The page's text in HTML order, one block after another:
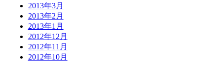
2013年3月
2013年2月
2013年1月
2012年12月
2012年11月
2012年10月